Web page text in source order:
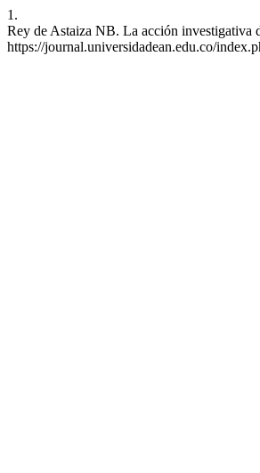
1.
Rey de Astaiza NB. La acción investigativa
https://journal.universidadean.edu.co/